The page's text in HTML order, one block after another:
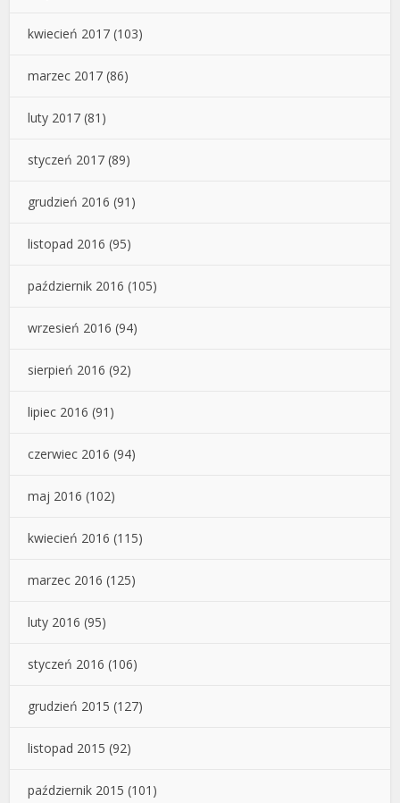
kwiecień 2017 (103)
marzec 2017 (86)
luty 2017 (81)
styczeń 2017 (89)
grudzień 2016 (91)
listopad 2016 (95)
październik 2016 (105)
wrzesień 2016 (94)
sierpień 2016 (92)
lipiec 2016 (91)
czerwiec 2016 (94)
maj 2016 (102)
kwiecień 2016 (115)
marzec 2016 (125)
luty 2016 (95)
styczeń 2016 (106)
grudzień 2015 (127)
listopad 2015 (92)
październik 2015 (101)